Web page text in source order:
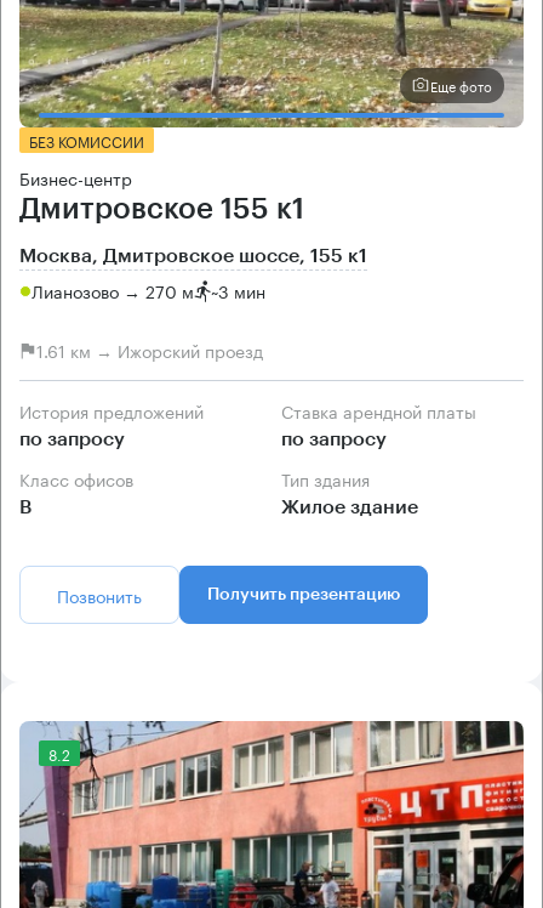
Еще фото
БЕЗ КОМИССИИ
Бизнес-центр
Дмитровское 155 к1
Москва, Дмитровское шоссе, 155 к1
Лианозово → 270 м ~3 мин
1.61 км → Ижорский проезд
История предложений
по запросу
Ставка арендной платы
по запросу
Класс офисов
B
Тип здания
Жилое здание
Позвонить Получить презентацию
8.2